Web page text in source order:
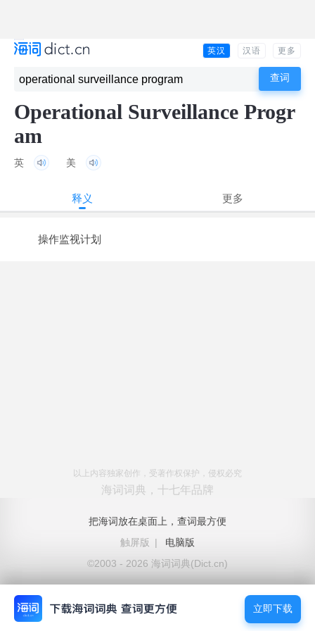
英汉 汉语 更多
Operational Surveillance Progr
am
英 美
释义 更多
操作监视计划
以上内容独家创作，受著作权保护，侵权必究
海词词典，十七年品牌
把海词放在桌面上，查词最方便
触屏版
|
电脑版
©2003 - 2026 海词词典(Dict.cn)
立即下载
立即下载